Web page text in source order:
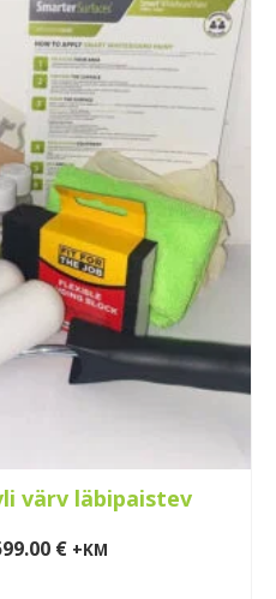
599.00 €
has
multiple
variants.
The
options
may
be
chosen
on
the
product
page
värv läbipaistev
€Price
+KM